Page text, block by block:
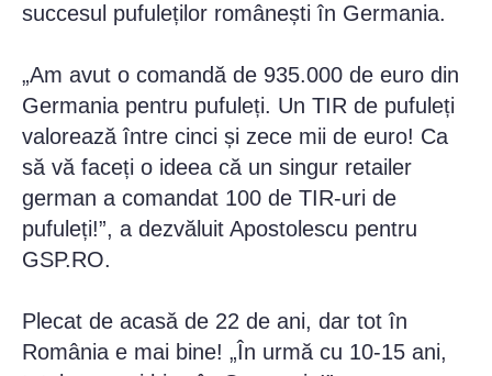
succesul pufuleților românești în Germania.
„Am avut o comandă de 935.000 de euro din
Germania pentru pufuleți. Un TIR de pufuleți
valorează între cinci și zece mii de euro! Ca
să vă faceți o ideea că un singur retailer
german a comandat 100 de TIR-uri de
pufuleți!”, a dezvăluit Apostolescu pentru
GSP.RO.
Plecat de acasă de 22 de ani, dar tot în
România e mai bine! „În urmă cu 10-15 ani,